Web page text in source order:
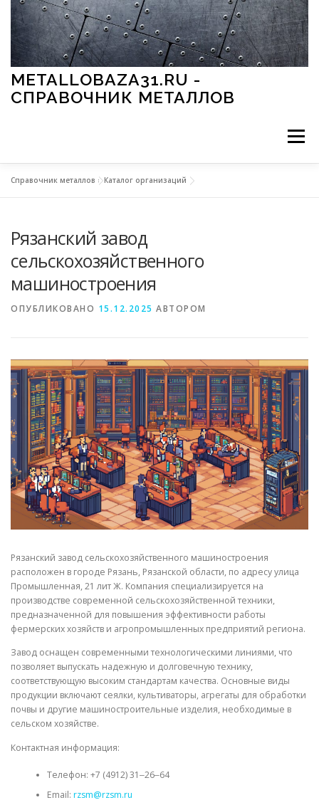
Перейти к содержимому
METALLOBAZA31.RU -
СПРАВОЧНИК МЕТАЛЛОВ
Меню
МЕТАЛЛЫ И ОКРУЖАЮЩАЯ СРЕДА
ПРИМЕНЕНИЕ МЕТАЛЛОВ
СТАТЬИ
Справочник металлов »Каталог организаций
Рязанский завод
сельскохозяйственного
машиностроения
ОПУБЛИКОВАНО 15.12.2025 АВТОРОМ
Рязанский завод сельскохозяйственного машиностроения
расположен в городе Рязань, Рязанской области, по адресу улица
Промышленная, 21 лит Ж. Компания специализируется на
производстве современной сельскохозяйственной техники,
предназначенной для повышения эффективности работы
фермерских хозяйств и агропромышленных предприятий региона.
Завод оснащен современными технологическими линиями, что
позволяет выпускать надежную и долговечную технику,
соответствующую высоким стандартам качества. Основные виды
продукции включают сеялки, культиваторы, агрегаты для обработки
почвы и другие машиностроительные изделия, необходимые в
сельском хозяйстве.
Контактная информация:
Телефон: +7 (4912) 31‒26‒64
Email: rzsm@rzsm.ru